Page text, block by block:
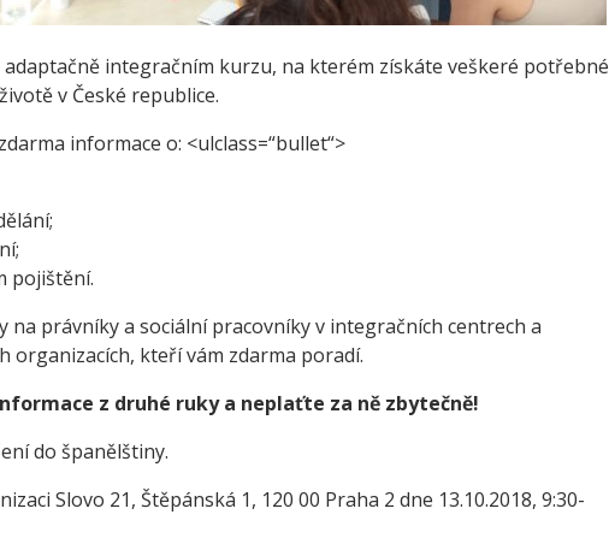
adaptačně integračním kurzu, na kterém získáte veškeré potřebné
v České republice.
informace o: <ulclass=“bullet“>
pojištění.
právníky a sociální pracovníky v integračních centrech a
organizacích, kteří vám zdarma poradí.
z druhé ruky a neplaťte za ně zbytečně!
do španělštiny.
Slovo 21, Štěpánská 1, 120 00 Praha 2 dne 13.10.2018, 9:30-